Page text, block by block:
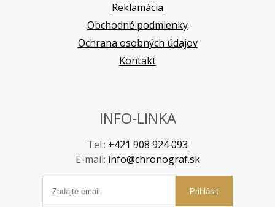
Reklamácia
Obchodné podmienky
Ochrana osobných údajov
Kontakt
INFO-LINKA
Tel.: +421 908 924 093
E-mail: info@chronograf.sk
Prihlásiť